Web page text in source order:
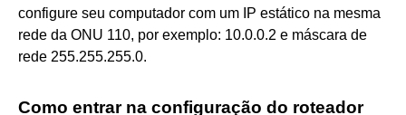
configure seu computador com um IP estático na mesma
rede da ONU 110, por exemplo: 10.0.0.2 e máscara de
rede 255.255.255.0.
Como entrar na configuração do roteador